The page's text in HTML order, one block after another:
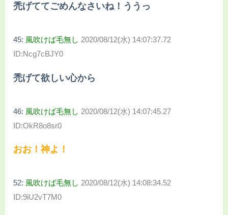
禿げててごめんなさいね！ううっ
45: 風吹けば毛無し 2020/08/12(水) 14:07:37.72
ID:Ncg7cBJY0
禿げて欲しい心から
46: 風吹けば毛無し 2020/08/12(水) 14:07:45.27
ID:OkR8o8sr0
おお！神よ！
52: 風吹けば毛無し 2020/08/12(水) 14:08:34.52
ID:9iU2vT7M0